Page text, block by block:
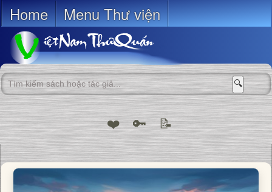
Home Menu Thư viện
🔍
❤️ 🔑 📝